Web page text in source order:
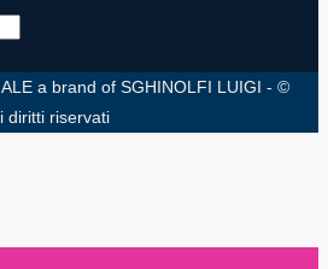
a brand of SGHINOLFI LUIGI - ©
diritti riservati